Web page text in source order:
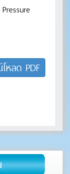
Products
หลด PDF